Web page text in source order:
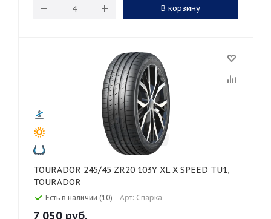
В корзину
TOURADOR 245/45 ZR20 103Y XL X SPEED TU1,
TOURADOR
Есть в наличии (10) Арт: Спарка
7 050 руб.